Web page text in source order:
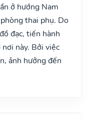
ở hướng Nam
thai phụ. Do
đạc, tiến hành
nơi này. Bởi việc
ảnh hưởng đến